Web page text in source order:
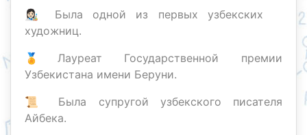
👩🏻‍🎨 Была одной из первых узбекских
художниц.
🏅Лауреат Государственной премии
Узбекистана имени Беруни.
📜 Была супругой узбекского писателя
Айбека.